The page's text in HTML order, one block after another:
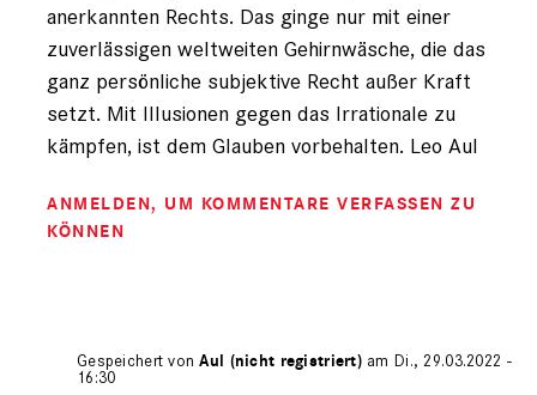
anerkannten Rechts. Das ginge nur mit einer
zuverlässigen weltweiten Gehirnwäsche, die das
ganz persönliche subjektive Recht außer Kraft
setzt. Mit Illusionen gegen das Irrationale zu
kämpfen, ist dem Glauben vorbehalten. Leo Aul
ANMELDEN, UM KOMMENTARE VERFASSEN ZU
KÖNNEN
Gespeichert vonAul (nicht registriert)am Di., 29.03.2022 -
16:30